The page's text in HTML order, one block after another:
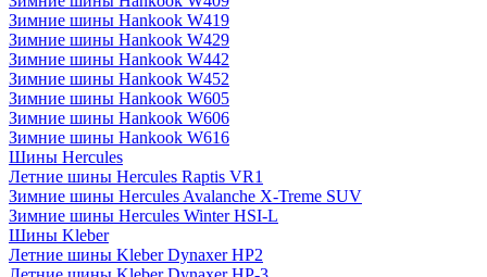
Зимние шины Hankook W419
Зимние шины Hankook W429
Зимние шины Hankook W442
Зимние шины Hankook W452
Зимние шины Hankook W605
Зимние шины Hankook W606
Зимние шины Hankook W616
Шины Hercules
Летние шины Hercules Raptis VR1
Зимние шины Hercules Avalanche X-Treme SUV
Зимние шины Hercules Winter HSI-L
Шины Kleber
Летние шины Kleber Dynaxer HP2